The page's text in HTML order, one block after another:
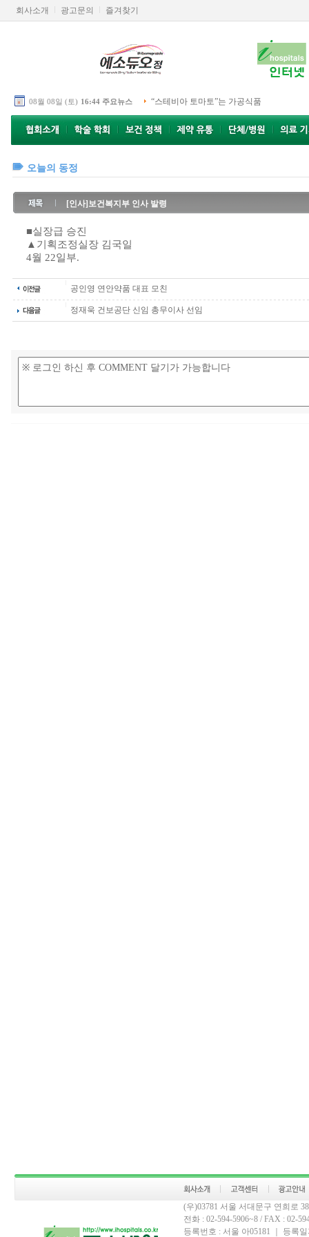
회사소개 광고문의 즐겨찾기
08월 08일 (토) 16:44 주요뉴스 “스테비아 토마토”는 가공식품
오늘의 동정
[인사]보건복지부 인사 발령
■실장급 승진
▲기획조정실장 김국일
4월 22일부.
공인영 연안약품 대표 모친
정재욱 건보공단 신임 총무이사 선임
(우)03781 서울 서대문구 연희로
전화 : 02-594-5906~8 / FAX : 02-
등록번호 : 서울 아05181 ｜ 등록